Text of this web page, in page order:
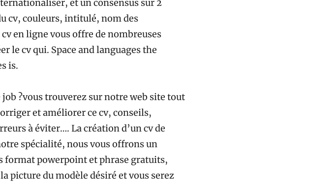
et un consensus sur 2
cv, couleurs, intitulé, nom des
en ligne vous offre de nombreuses
le cv qui. Space and languages the
is.
?vous trouverez sur notre web site tout
et améliorer ce cv, conseils,
à éviter…. La création d’un cv de
spécialité, nous vous offrons un
format powerpoint et phrase gratuits,
picture du modèle désiré et vous serez